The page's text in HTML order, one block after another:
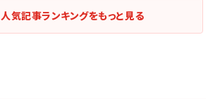
人気記事ランキングをもっと見る